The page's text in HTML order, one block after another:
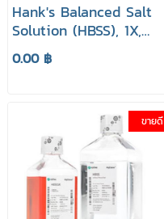
Hank's Balanced Salt
Solution (HBSS), 1X,
without Calcium,
Magnesium, Phenol Red
0.00 ฿
ขายดี